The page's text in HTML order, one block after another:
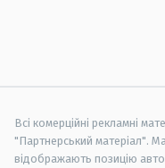
Всі комерційні рекламні
"Партнерський матеріал".
відображають позицію